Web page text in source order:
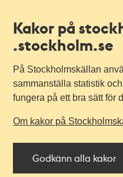
Kakor på
.stockholm.se
På Stockholmskällan
sammanställa statistik
fungera på ett bra sätt för
Om kakor på
Godkänn alla kakor